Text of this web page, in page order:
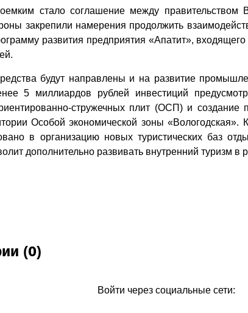
стало соглашение между правительством
закрепили намерения продолжить
развития предприятия «Апатит»,
будут направлены и на развитие
5 миллиардов рублей инвестиций
стружечных плит (ОСП) и создание
Особой экономической зоны «Вологодская».
в организацию новых туристических баз
дополнительно развивать внутренний туризм в
(0)
Войти через социальные сети: